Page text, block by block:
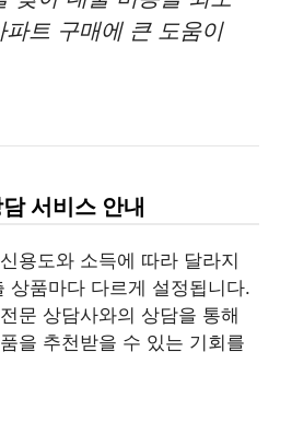
트 구매에 큰 도움이
서비스 안내
용도와 소득에 따라 달라지
상품마다 다르게 설정됩니다.
문 상담사와의 상담을 통해
을 추천받을 수 있는 기회를